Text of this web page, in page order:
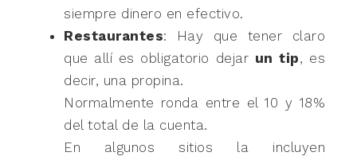
siempre dinero en efectivo.
Restaurantes: Hay que tener claro
que allí es obligatorio dejar un tip, es
decir, una propina.
Normalmente ronda entre el 10 y 18%
del total de la cuenta.
En algunos sitios la incluyen